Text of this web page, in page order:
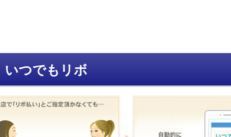
いつでもリボ